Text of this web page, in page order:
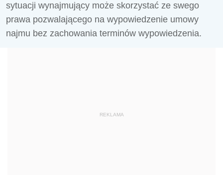
sytuacji wynajmujący może skorzystać ze swego
prawa pozwalającego na wypowiedzenie umowy
najmu bez zachowania terminów wypowiedzenia.
REKLAMA